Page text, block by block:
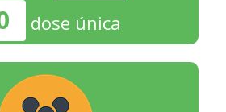
dose única